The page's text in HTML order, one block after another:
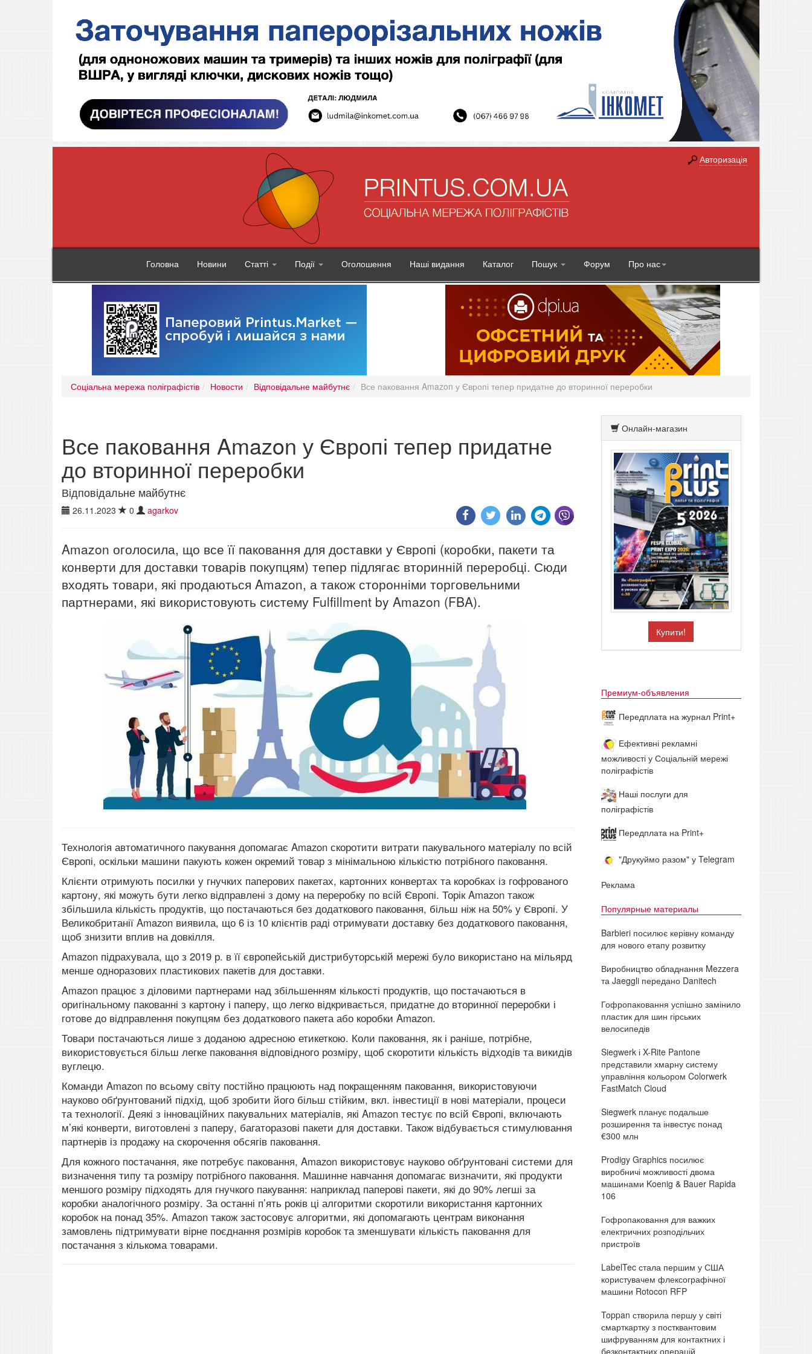
Авторизація
Головна Новини Статті Події Оголошення Наші видання Каталог Пошук Форум Про нас
Соціальна мережа поліграфістів Новости Відповідальне майбутнє Все паковання Amazon у Європі тепер придатне до вторинної переробки
Все паковання Amazon у Європі тепер придатне
до вторинної переробки
Відповідальне майбутнє
26.11.2023 0 agarkov
Amazon оголосила, що все її паковання для доставки у Європі (коробки, пакети та
конверти для доставки товарів покупцям) тепер підлягає вторинній переробці. Сюди
входять товари, які продаються Amazon, а також сторонніми торговельними
партнерами, які використовують систему Fulfillment by Amazon (FBA).
Технологія автоматичного пакування допомагає Amazon скоротити витрати пакувального матеріалу по всій
Європі, оскільки машини пакують кожен окремий товар з мінімальною кількістю потрібного паковання.
Клієнти отримують посилки у гнучких паперових пакетах, картонних конвертах та коробках із гофрованого
картону, які можуть бути легко відправлені з дому на переробку по всій Європі. Торік Amazon також
збільшила кількість продуктів, що постачаються без додаткового паковання, більш ніж на 50% у Європі. У
Великобританії Amazon виявила, що 6 із 10 клієнтів раді отримувати доставку без додаткового паковання,
щоб знизити вплив на довкілля.
Amazon підрахувала, що з 2019 р. в її європейській дистрибуторській мережі було використано на мільярд
менше одноразових пластикових пакетів для доставки.
Amazon працює з діловими партнерами над збільшенням кількості продуктів, що постачаються в
оригінальному пакованні з картону і паперу, що легко відкривається, придатне до вторинної переробки і
готове до відправлення покупцям без додаткового пакета або коробки Amazon.
Товари постачаються лише з доданою адресною етикеткою. Коли паковання, як і раніше, потрібне,
використовується більш легке паковання відповідного розміру, щоб скоротити кількість відходів та викидів
вуглецю.
Команди Amazon по всьому світу постійно працюють над покращенням паковання, використовуючи
науково обґрунтований підхід, щоб зробити його більш стійким, вкл. інвестиції в нові матеріали, процеси
та технології. Деякі з інноваційних пакувальних матеріалів, які Amazon тестує по всій Європі, включають
м’які конверти, виготовлені з паперу, багаторазові пакети для доставки. Також відбувається стимулювання
партнерів із продажу на скорочення обсягів паковання.
Для кожного постачання, яке потребує паковання, Amazon використовує науково обґрунтовані системи для
визначення типу та розміру потрібного паковання. Машинне навчання допомагає визначити, які продукти
меншого розміру підходять для гнучкого пакування: наприклад паперові пакети, які до 90% легші за
коробки аналогічного розміру. За останні п’ять років ці алгоритми скоротили використання картонних
коробок на понад 35%. Amazon також застосовує алгоритми, які допомагають центрам виконання
замовлень підтримувати вірне поєднання розмірів коробок та зменшувати кількість паковання для
постачання з кількома товарами.
Онлайн-магазин
Купити!
Премиум-объявления
Передплата на журнал Print+
Ефективні рекламні
можливості у Соціальній мережі
поліграфістів
Наші послуги для
поліграфістів
Передплата на Print+
"Друкуймо разом" у Telegram
Реклама
Популярные материалы
Barbieri посилює керівну команду
для нового етапу розвитку
Виробництво обладнання Mezzera
та Jaeggli передано Danitech
Гофропаковання успішно замінило
пластик для шин гірських
велосипедів
Siegwerk і X-Rite Pantone
представили хмарну систему
управління кольором Colorwerk
FastMatch Cloud
Siegwerk планує подальше
розширення та інвестує понад
€300 млн
Prodigy Graphics посилює
виробничі можливості двома
машинами Koenig & Bauer Rapida
106
Гофропаковання для важких
електричних розподільчих
пристроїв
LabelTec стала першим у США
користувачем флексографічної
машини Rotocon RFP
Toppan створила першу у світі
смарткартку з постквантовим
шифруванням для контактних і
безконтактних операцій